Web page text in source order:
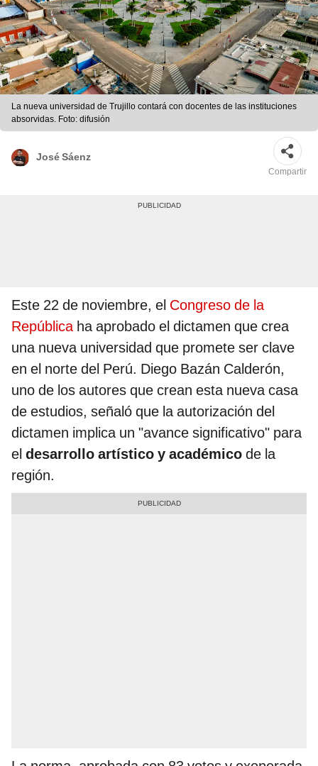
La nueva universidad de Trujillo contará con docentes de las instituciones
absorvidas. Foto: difusión
José Sáenz
Compartir
Este 22 de noviembre, el Congreso de la
Repúblicaha aprobado el dictamen que crea
una nueva universidad que promete ser clave
en el norte del Perú. Diego Bazán Calderón,
uno de los autores que crean esta nueva casa
de estudios, señaló que la autorización del
dictamen implica un "avance significativo" para
el desarrollo artístico y académico de la
región.